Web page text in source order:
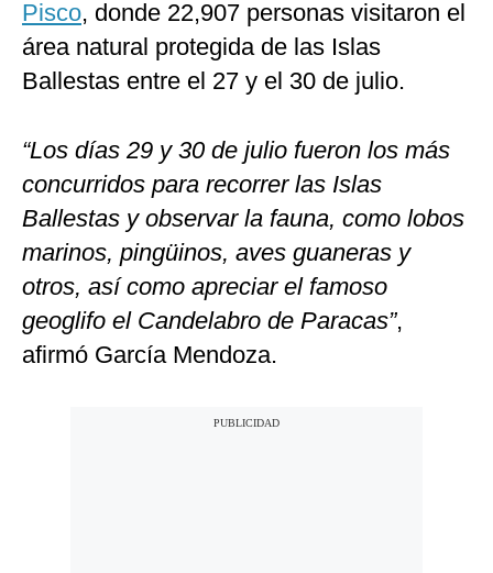
Pisco, donde 22,907 personas visitaron el
área natural protegida de las Islas
Ballestas entre el 27 y el 30 de julio.
“Los días 29 y 30 de julio fueron los más
concurridos para recorrer las Islas
Ballestas y observar la fauna, como lobos
marinos, pingüinos, aves guaneras y
otros, así como apreciar el famoso
geoglifo el Candelabro de Paracas”,
afirmó García Mendoza.